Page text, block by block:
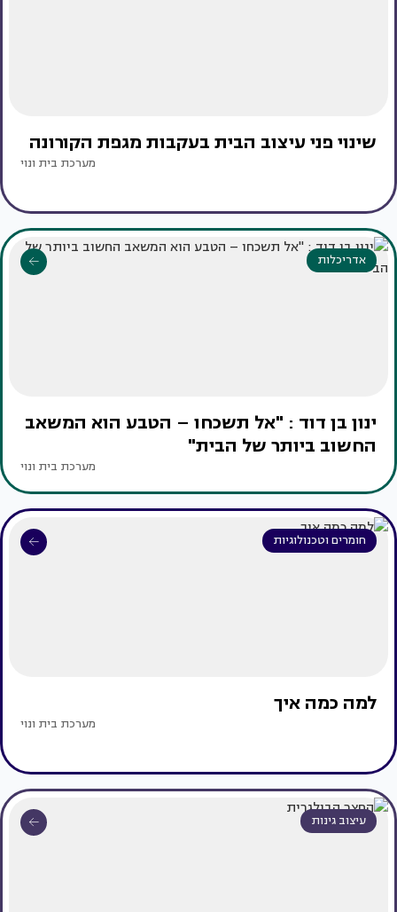
שינוי פני עיצוב הבית בעקבות מגפת הקורונה
מערכת בית ונוי
אדריכלות
ינון בן דוד : "אל תשכחו – הטבע הוא המשאב
החשוב ביותר של הבית"
מערכת בית ונוי
חומרים וטכנולוגיות
למה כמה איך
מערכת בית ונוי
עיצוב גינות